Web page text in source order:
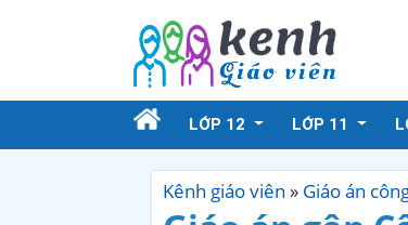
LỚP 12 LỚP 11
Kênh giáo viên » Giáo án